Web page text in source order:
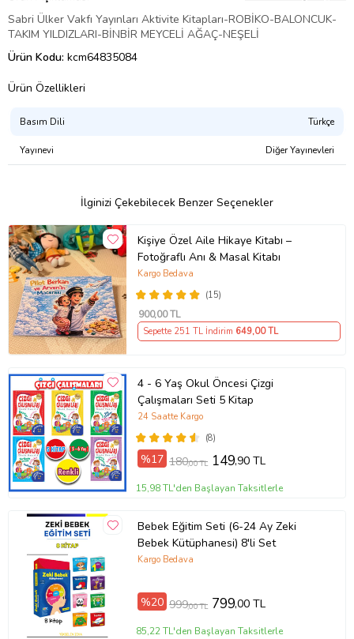
Sabri Ülker Vakfı Yayınları Aktivite Kitapları-ROBİKO-BALONCUK-
TAKIM YILDIZLARI-BİNBİR MEYCELİ AĞAÇ-NEŞELİ
Ürün Kodu: kcm64835084
Ürün Özellikleri
Basım Dili Türkçe
Yayınevi Diğer Yayınevleri
İlginizi Çekebilecek Benzer Seçenekler
Kişiye Özel Aile Hikaye Kitabı –
Fotoğraflı Anı & Masal Kitabı
(15)
Kargo Bedava
900,00 TL
Sepette 251 TL İndirim 649,00 TL
4 - 6 Yaş Okul Öncesi Çizgi
Çalışmaları Seti 5 Kitap
(8)
24 Saatte Kargo
%17 180,00 TL 149,90 TL
15,98 TL'den Başlayan Taksitlerle
Bebek Eğitim Seti (6-24 Ay Zeki
Bebek Kütüphanesi) 8'li Set
Kargo Bedava
%20 999,00 TL 799,00 TL
85,22 TL'den Başlayan Taksitlerle